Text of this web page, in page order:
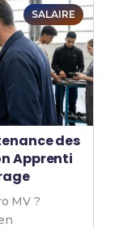
SALAIRE
des
Apprenti
MV ?